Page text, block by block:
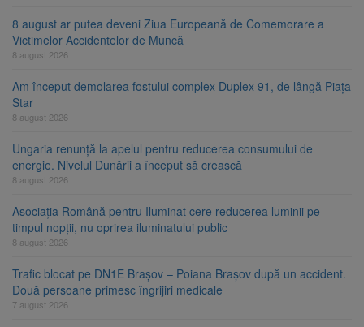
8 august ar putea deveni Ziua Europeană de Comemorare a
Victimelor Accidentelor de Muncă
8 august 2026
Am început demolarea fostului complex Duplex 91, de lângă Piața
Star
8 august 2026
Ungaria renunță la apelul pentru reducerea consumului de
energie. Nivelul Dunării a început să crească
8 august 2026
Asociația Română pentru Iluminat cere reducerea luminii pe
timpul nopții, nu oprirea iluminatului public
8 august 2026
Trafic blocat pe DN1E Brașov – Poiana Brașov după un accident.
Două persoane primesc îngrijiri medicale
7 august 2026